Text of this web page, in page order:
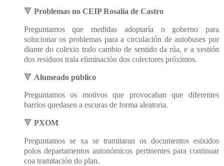
🔻 Problemas no CEIP Rosalía de Castro
Preguntamos que medidas adoptaría o goberno para
solucionar os problemas para a circulación de autobuses por
diante do colexio tralo cambio de sentido da rúa, e a xestión
dos residuos trala eliminación dos colectores próximos.
🔻 Alumeado público
Preguntamos os motivos que provocaban que diferentes
barrios quedasen a escuras de forma aleatoria.
🔻 PXOM
Preguntamos se xa se tramitaran os documentos esixidos
polos departamentos autonómicos pertinentes para continuar
coa tramitación do plan.